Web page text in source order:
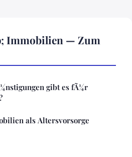
Immobilien — Zum
gibt es fÃ¼r
als Altersvorsorge